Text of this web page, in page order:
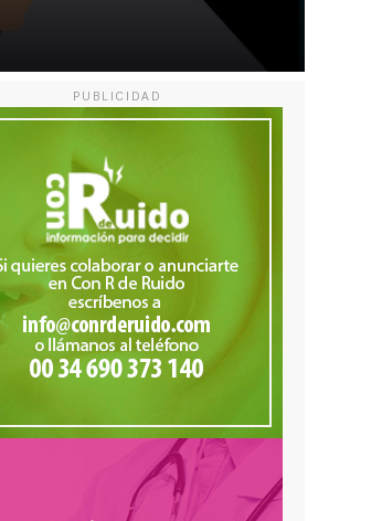
PUBLICIDAD